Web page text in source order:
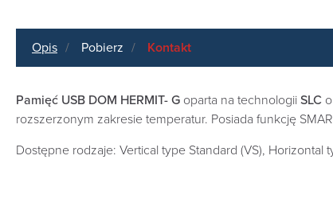
Opis Pobierz Kontakt
Pamięć USB DOM HERMIT- G oparta na technologii SLC
rozszerzonym zakresie temperatur. Posiada funkcję
Dostępne rodzaje: Vertical type Standard (VS), Horizontal